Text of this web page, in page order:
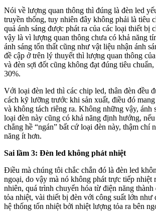
Nói về lượng quan thông thì đúng là đèn led
truyền thống, tuy nhiên đây không phải là tiêu
quả ánh sáng được phát ra của các loại thiết bị
vậy là vì lượng quan thông chưa có khả năng
ánh sáng tổn thất cũng như vật liệu nhận ánh
đề cập ở trên lý thuyết thì lượng quan thông
và đèn sợi đốt cũng không đạt đúng tiêu
30%.
Với loại đèn led thì các chip led, thân đèn đều
cách kỹ lưỡng trước khi sản xuất, điều đó
và không tách riêng ra. Không những vậy, ánh
loại đèn này cũng có khả năng định hướng,
chẳng hề “ngán” bất cứ loại đèn này, thậm chí
năng ít hơn.
Sai lầm 3: Đèn led không phát nhiệt
Điều mà chúng tôi chắc chắn đó là đèn led
ngoại, do vậy mà nó không phát trực tiếp nhiệt
nhiên, quá trình chuyển hóa từ điện năng thành
tỏa nhiệt, vài thiết bị đèn với công suất lớn như
hệ thống tốn nhiệt bởi nhiệt lượng tỏa ra bên